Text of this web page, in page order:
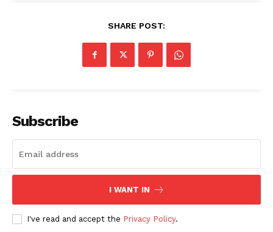
SHARE POST:
Subscribe
I WANT IN
I've read and accept the Privacy Policy.